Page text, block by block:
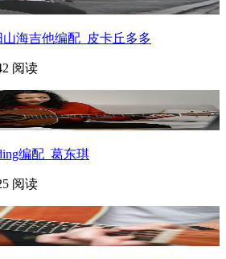
海吉他编配_皮卡丘多多
阅读
编配_葛东琪
阅读